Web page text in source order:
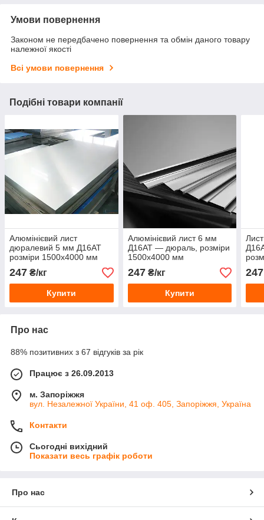
Умови повернення
Законом не передбачено повернення та обмін даного товару
належної якості
Всі умови повернення
Подібні товари компанії
Алюмінієвий лист
дюралевий 5 мм Д16АТ
розміри 1500х4000 мм
247 ₴/кг
Купити
Алюмінієвий лист 6 мм
Д16АТ — дюраль, розміри
1500х4000 мм
247₴/кг
Купити
247
Про нас
88% позитивних з 67 відгуків за рік
Працює з 26.09.2013
м. Запоріжжя
вул. Незалежної України, 41 оф. 405, Запоріжжя, Україна
Контакти
Сьогодні вихідний
Показати весь графік роботи
Про нас